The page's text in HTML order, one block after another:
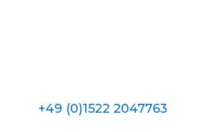
+49 (0)1522 2047763